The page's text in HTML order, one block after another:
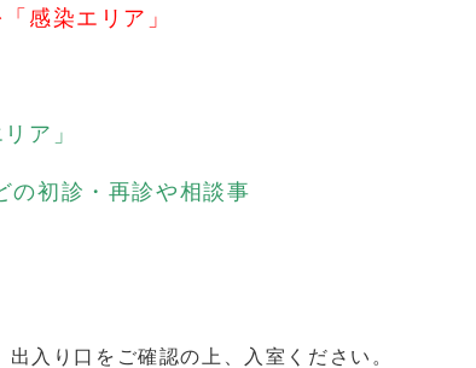
感染エリア」
ア」
初診・再診や相談事
入り口をご確認の上、入室ください。